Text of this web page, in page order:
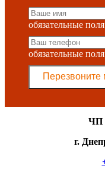
обязательные
обязательные
Перезвоните
ЧП
г.